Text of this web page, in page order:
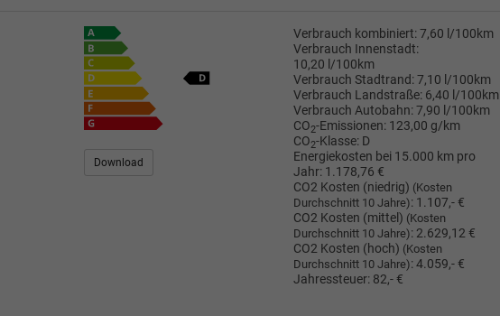
Verbrauch kombiniert:7,60 l/100km
Verbrauch Innenstadt:
10,20 l/100km
Verbrauch Stadtrand:7,10 l/100km
Verbrauch Landstraße: 6,40 l/100km
Verbrauch Autobahn:7,90 l/100km
CO2-Emissionen: 123,00 g/km
CO2-Klasse: D
Download
Energiekosten bei 15.000 km pro
Jahr: 1.178,76 €
CO2 Kosten (niedrig) (Kosten
Durchschnitt 10 Jahre): 1.107,- €
CO2 Kosten (mittel) (Kosten
Durchschnitt 10 Jahre): 2.629,12 €
CO2 Kosten (hoch) (Kosten
Durchschnitt 10 Jahre):4.059,- €
Jahressteuer: 82,- €